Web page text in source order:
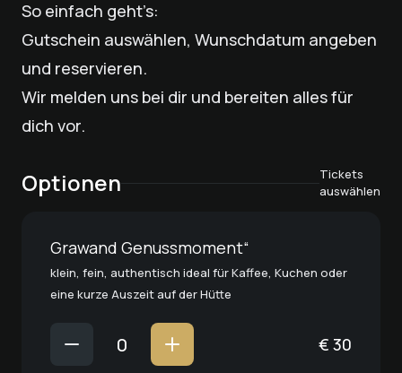
So einfach geht’s:
Gutschein auswählen, Wunschdatum angeben
und reservieren.
Wir melden uns bei dir und bereiten alles für
dich vor.
Optionen
Tickets
auswählen
Grawand Genussmoment“
klein, fein, authentisch ideal für Kaffee, Kuchen oder
eine kurze Auszeit auf der Hütte
€ 30